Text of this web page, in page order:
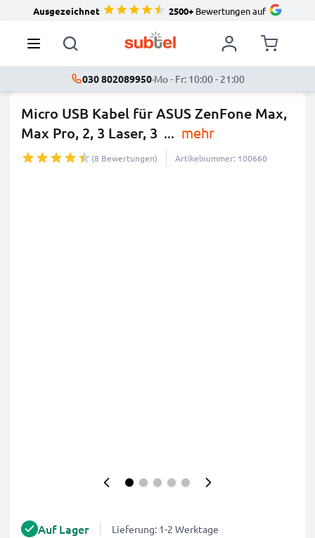
Ausgezeichnet 2500+Bewertungen auf
030 802089950·Mo - Fr: 10:00 - 21:00
Micro USB Kabel für ASUS ZenFone Max,
Max Pro, 2, 3 Laser, 3 ... mehr
(8 Bewertungen) Artikelnummer: 100660
Auf Lager Lieferung: 1-2 Werktage